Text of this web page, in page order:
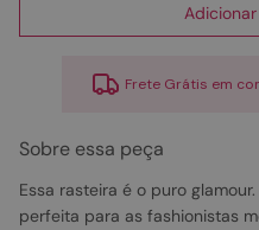
Frete Grátis em
Sobre essa peça
Essa rasteira é o puro
perfeita para as fashionistas